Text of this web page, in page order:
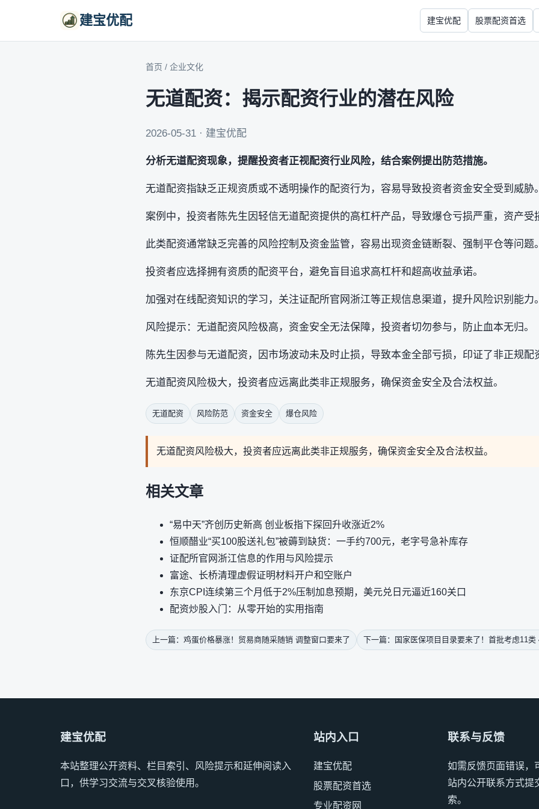
建宝优配 建宝优配 股票配资首选
首页 / 企业文化
无道配资：揭示配资行业的潜在风险
2026-05-31 · 建宝优配
分析无道配资现象，提醒投资者正视配资行业风险，结合案例提出防范措施。
无道配资指缺乏正规资质或不透明操作的配资行为，容易导致投资者资金安全受到威胁。
案例中，投资者陈先生因轻信无道配资提供的高杠杆产品，导致爆仓亏损严重，资产受
此类配资通常缺乏完善的风险控制及资金监管，容易出现资金链断裂、强制平仓等问题。
投资者应选择拥有资质的配资平台，避免盲目追求高杠杆和超高收益承诺。
加强对在线配资知识的学习，关注证配所官网浙江等正规信息渠道，提升风险识别能力。
风险提示：无道配资风险极高，资金安全无法保障，投资者切勿参与，防止血本无归。
陈先生因参与无道配资，因市场波动未及时止损，导致本金全部亏损，印证了非正规配
无道配资风险极大，投资者应远离此类非正规服务，确保资金安全及合法权益。
无道配资 风险防范 资金安全 爆仓风险
无道配资风险极大，投资者应远离此类非正规服务，确保资金安全及合法权益。
相关文章
“易中天”齐创历史新高 创业板指下探回升收涨近2%
恒顺醋业“买100股送礼包”被薅到缺货：一手约700元，老字号急补库存
证配所官网浙江信息的作用与风险提示
富途、长桥清理虚假证明材料开户和空账户
东京CPI连续第三个月低于2%压制加息预期，美元兑日元逼近160关口
配资炒股入门：从零开始的实用指南
上一篇：鸡蛋价格暴涨！贸易商随采随销 调整窗口要来了 下一篇：国家医保项目目录要来了！首批考虑11类
建宝优配
本站整理公开资料、栏目索引、风险提示和延伸阅读入
口，供学习交流与交叉核验使用。
站内入口
建宝优配
股票配资首选
专业配资网
联系与反馈
如需反馈页面错误，
站内公开联系方式提
索。